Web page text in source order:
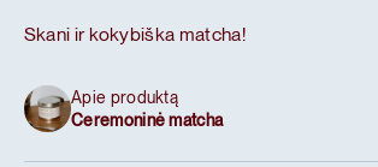
Skani ir kokybiška matcha!
Apie produktą
Ceremoninė matcha